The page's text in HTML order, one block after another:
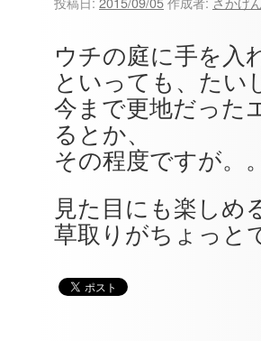
ウチの庭に手を入
といっても、たい
今まで更地だった
るとか、
その程度ですが。。
見た目にも楽しめ
草取りがちょっと